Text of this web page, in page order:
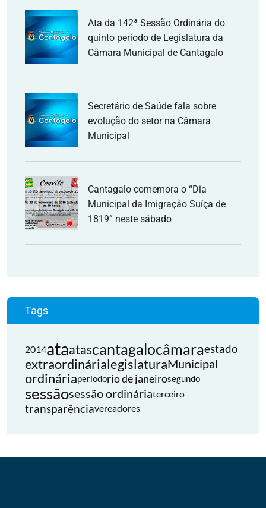
Ata da 142ª Sessão Ordinária do
quinto período de Legislatura da
Câmara Municipal de Cantagalo
Secretário de Saúde fala sobre
evolução do setor na Câmara
Municipal
Cantagalo comemora o “Dia
Municipal da Imigração Suíça de
1819” neste sábado
Tags
2014ataatascantagalocâmaraestado
extraordinárialegislaturaMunicipal
ordináriaperíodorio de janeirosegundo
sessãosessão ordináriaterceiro
transparênciavereadores